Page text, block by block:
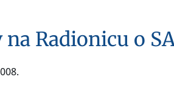
na Radionicu o